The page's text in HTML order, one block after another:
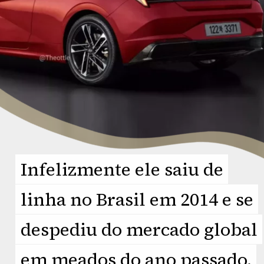
Infelizmente ele saiu de
linha no Brasil em 2014 e se
despediu do mercado global
Infelizmente ele saiu de
linha no Brasil em 2014 e se
despediu do mercado global